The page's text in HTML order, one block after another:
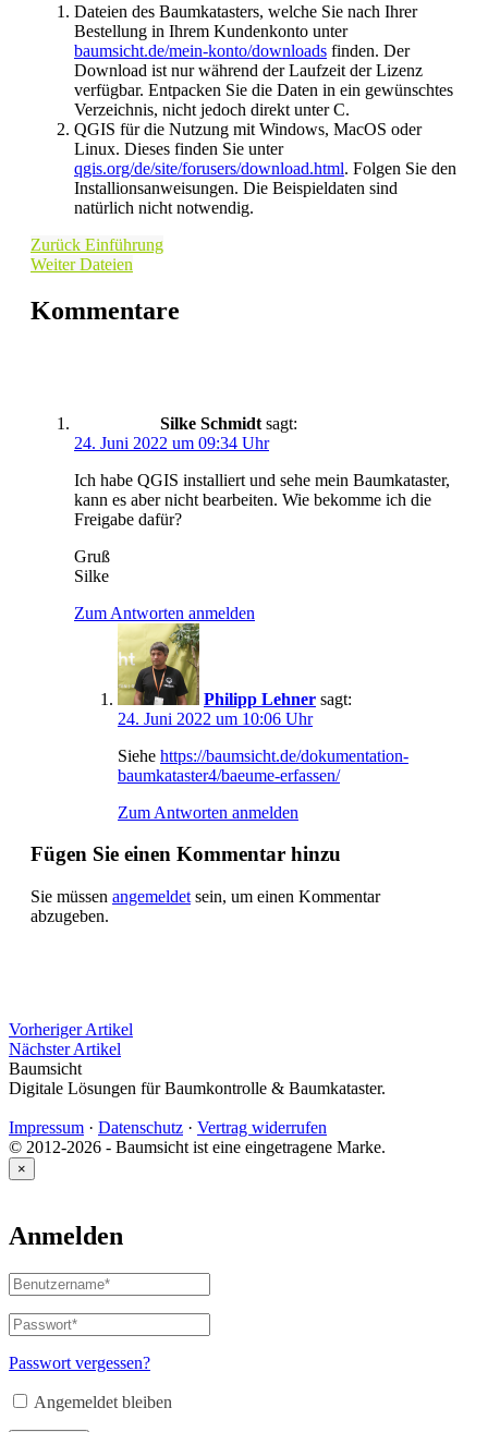
Dateien des Baumkatasters, welche Sie nach Ihrer
Bestellung in Ihrem Kundenkonto unter
baumsicht.de/mein-konto/downloads finden. Der
Download ist nur während der Laufzeit der Lizenz
verfügbar. Entpacken Sie die Daten in ein gewünschtes
Verzeichnis, nicht jedoch direkt unter C.
QGIS für die Nutzung mit Windows, MacOS oder
Linux. Dieses finden Sie unter
qgis.org/de/site/forusers/download.html. Folgen Sie den
Installionsanweisungen. Die Beispieldaten sind
natürlich nicht notwendig.
Zurück Einführung
WeiterDateien
Kommentare
Silke Schmidt sagt:
24. Juni 2022 um 09:34 Uhr
Ich habe QGIS installiert und sehe mein Baumkataster,
kann es aber nicht bearbeiten. Wie bekomme ich die
Freigabe dafür?
Gruß
Silke
Zum Antworten anmelden
Philipp Lehner sagt:
24. Juni 2022 um 10:06 Uhr
Siehe https://baumsicht.de/dokumentation-
baumkataster4/baeume-erfassen/
Zum Antworten anmelden
Fügen Sie einen Kommentar hinzu
Sie müssen angemeldet sein, um einen Kommentar
abzugeben.
Vorheriger Artikel
Nächster Artikel
Baumsicht
Digitale Lösungen für Baumkontrolle & Baumkataster.
Impressum · Datenschutz · Vertrag widerrufen
© 2012-2026 - Baumsicht ist eine eingetragene Marke.
×
Anmelden
Benutzername
oder
E-
Mail-
Adresse*
Passwort*
Erforderlich
Passwort vergessen?
Angemeldet bleiben